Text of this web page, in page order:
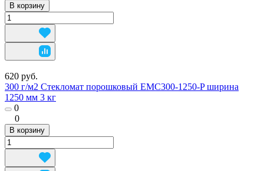
В корзину
620 руб.
300 г/м2 Стекломат порошковый EMC300-1250-P ширина
1250 мм 3 кг
0
0
В корзину